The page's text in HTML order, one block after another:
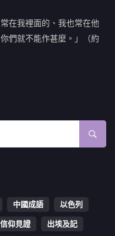
在我裡面的、我也常在他
們就不能作甚麼。」（約
中國成語
以色列
信仰見證
出埃及記